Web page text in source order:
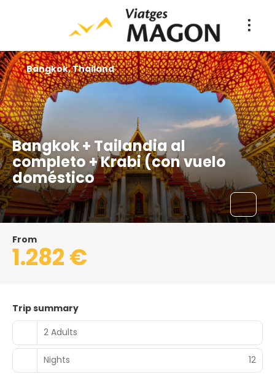
Bangkok + Tailandia al
completo + Krabi (con vuelo
doméstico
Bangkok, Thailand
From
1.282 €
Trip summary
2 Adults
Nights 12